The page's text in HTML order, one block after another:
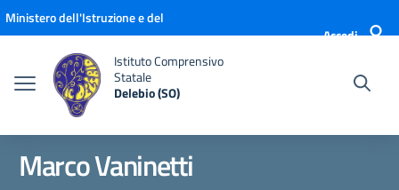
Vai ai contenuti
Vai al menu di navigazione
Vai al footer
Ministero dell'Istruzione e del
Accedi
Istituto Comprensivo
Statale
Delebio (SO)
Marco Vaninetti